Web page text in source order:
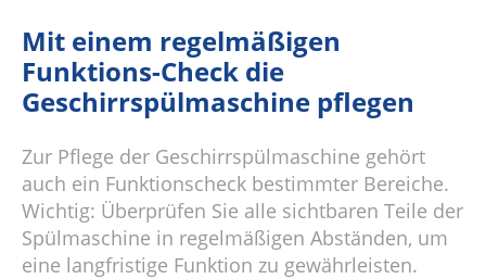
Mit einem regelmäßigen
Funktions-Check die
Geschirrspülmaschine pflegen
Zur Pflege der Geschirrspülmaschine gehört
auch ein Funktionscheck bestimmter Bereiche.
Wichtig: Überprüfen Sie alle sichtbaren Teile der
Spülmaschine in regelmäßigen Abständen, um
eine langfristige Funktion zu gewährleisten.